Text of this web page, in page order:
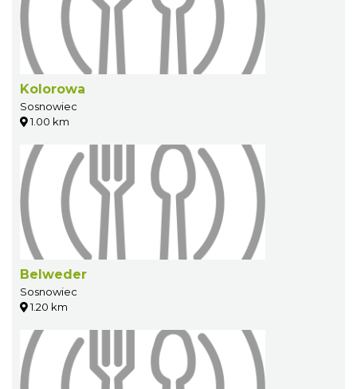
Kolorowa
Sosnowiec
1.00 km
Belweder
Sosnowiec
1.20 km